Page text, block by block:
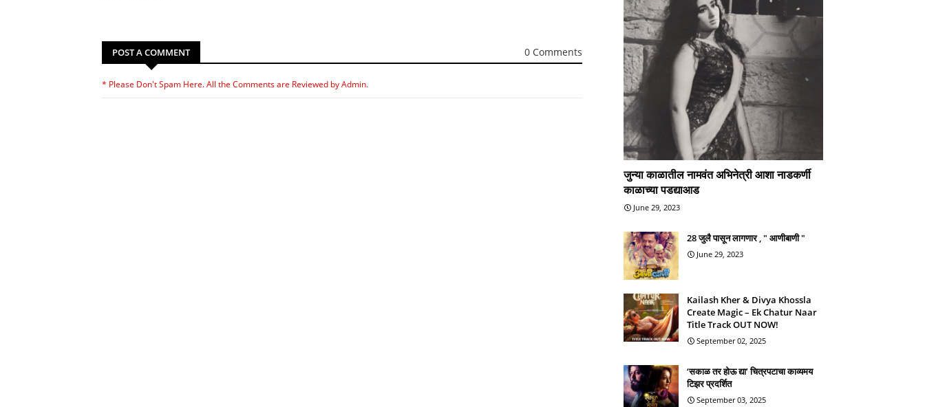
POST A COMMENT 0 Comments
* Please Don't Spam Here. All the Comments are Reviewed by Admin.
जुन्या काळातील नामवंत अभिनेत्री आशा नाडकर्णी
काळाच्या पडद्याआड
June 29, 2023
28 जुलै पासून लागणार , " आणीबाणी "
June 29, 2023
Kailash Kher & Divya Khossla
Create Magic – Ek Chatur Naar
Title Track OUT NOW!
September 02, 2025
‘सकाळ तर होऊ द्या’ चित्रपटाचा काव्यमय
टिझर प्रदर्शित
September 03, 2025